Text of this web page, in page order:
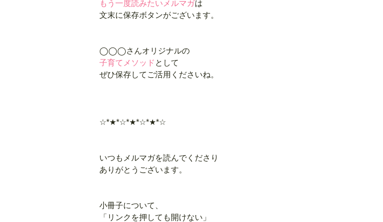
もう一度読みたいメルマガは
文末に保存ボタンがございます。
◯◯◯さんオリジナルの
子育てメソッド として
ぜひ保存してご活用くださいね。
☆*★*☆*★*☆*★*☆
いつもメルマガを読んでくださり
ありがとうございます。
小冊子について、
「リンクを押しても 開けない 」